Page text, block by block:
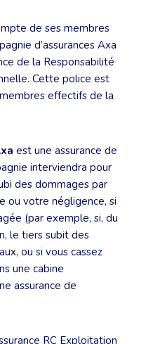
de ses membres
d’assurances Axa
de la Responsabilité
Cette police est
effectifs de la
est une assurance de
interviendra pour
des dommages par
ou votre négligence, si
(par exemple, si, du
le tiers subit des
ou si vous cassez
une cabine
assurance de
RC Exploitation